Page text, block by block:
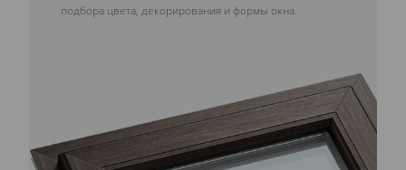
подбора цвета, декорирования и формы окна.